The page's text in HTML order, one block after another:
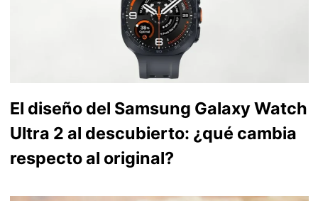
El diseño del Samsung Galaxy Watch
Ultra 2 al descubierto: ¿qué cambia
respecto al original?